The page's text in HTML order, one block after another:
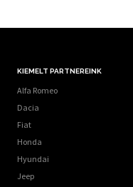
KIEMELT PARTNEREINK
Alfa Romeo
Dacia
Fiat
Honda
Hyundai
Jeep